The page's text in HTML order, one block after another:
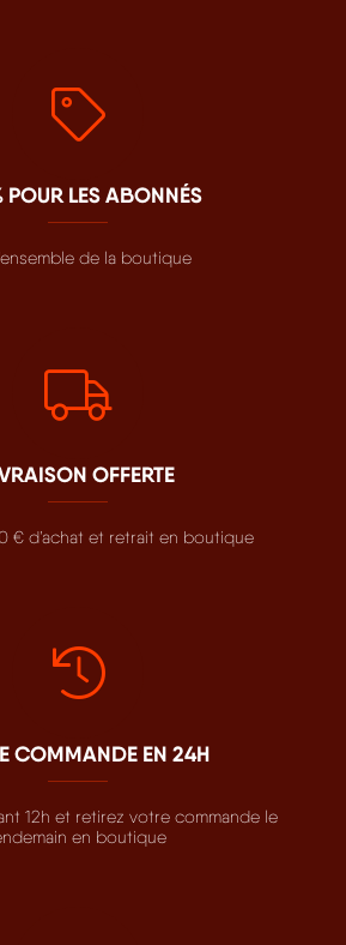
POUR LES ABONNÉS
de la boutique
OFFERTE
€ d’achat et retrait en boutique
COMMANDE EN 24H
12h et retirez votre commande le
en boutique